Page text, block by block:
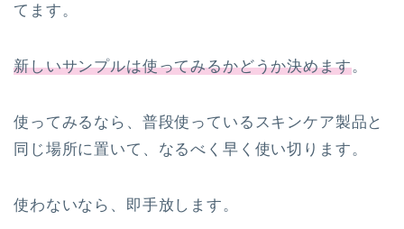
てます。
新しいサンプルは使ってみるかどうか決めます。
使ってみるなら、普段使っているスキンケア製品と
同じ場所に置いて、なるべく早く使い切ります。
使わないなら、即手放します。